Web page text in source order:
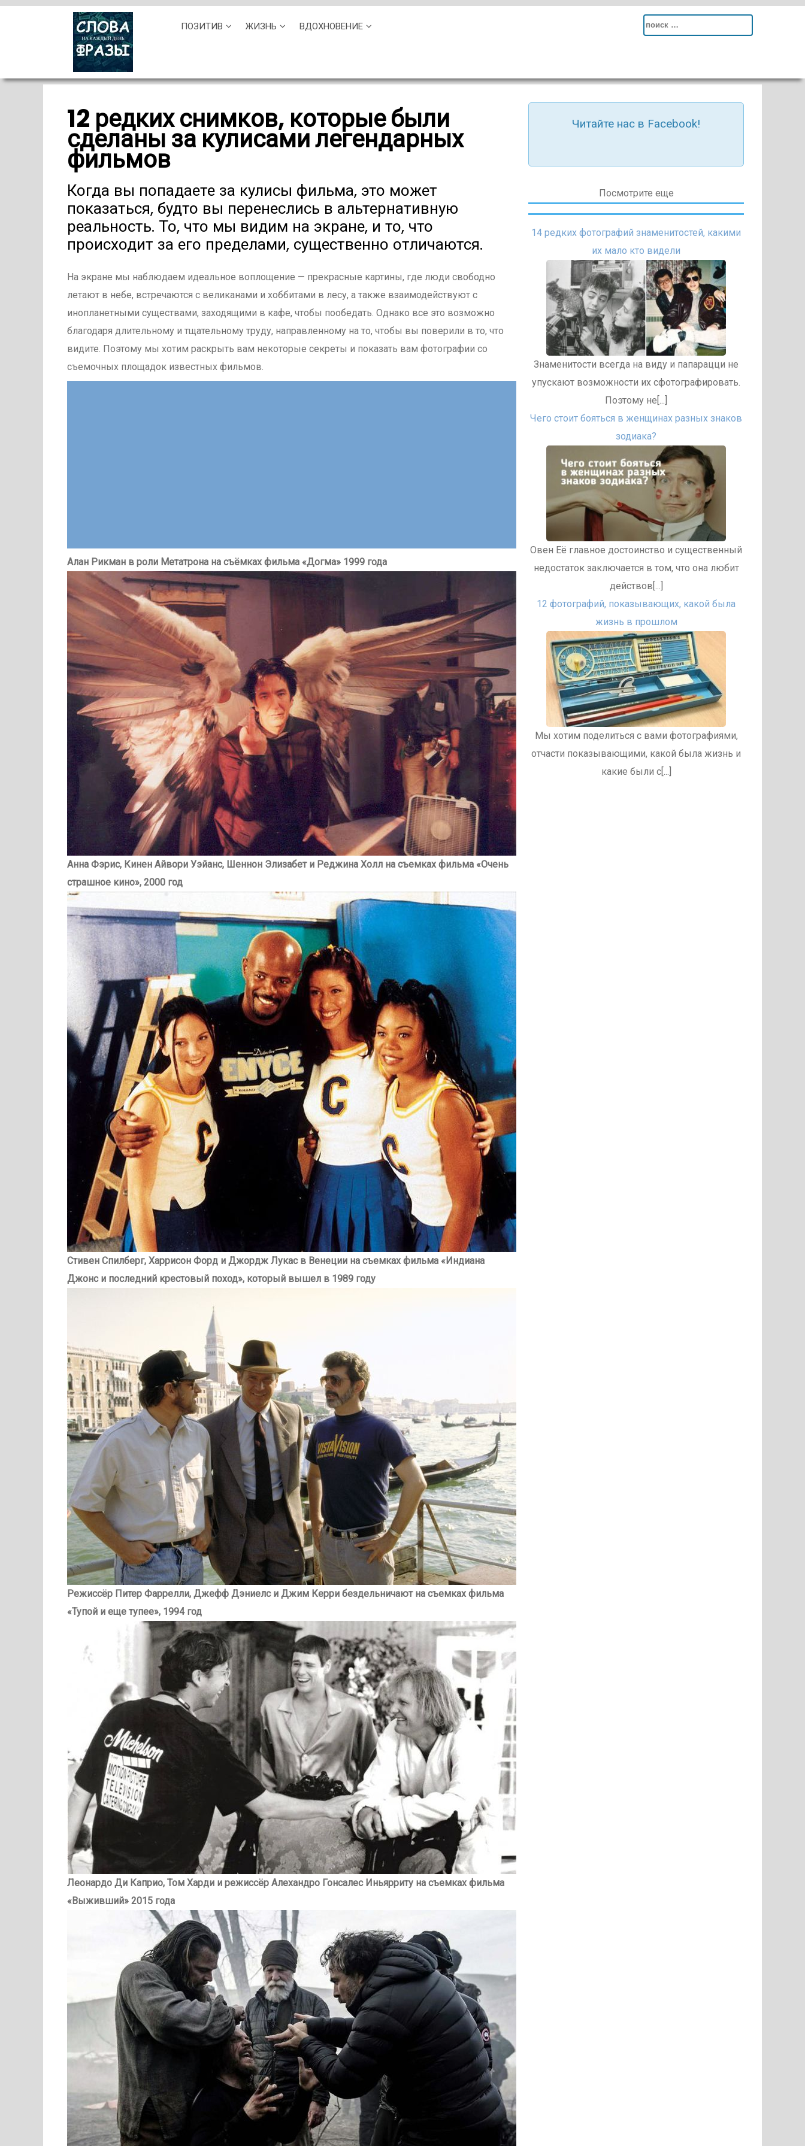
ПОЗИТИВ ЖИЗНЬ ВДОХНОВЕНИЕ
Search
12 редких снимков, которые были
сделаны за кулисами легендарных
фильмов
Когда вы попадаете за кулисы фильма, это может
показаться, будто вы перенеслись в альтернативную
реальность. То, что мы видим на экране, и то, что
происходит за его пределами, существенно отличаются.
На экране мы наблюдаем идеальное воплощение — прекрасные картины, где люди свободно
летают в небе, встречаются с великанами и хоббитами в лесу, а также взаимодействуют с
инопланетными существами, заходящими в кафе, чтобы пообедать. Однако все это возможно
благодаря длительному и тщательному труду, направленному на то, чтобы вы поверили в то, что
видите. Поэтому мы хотим раскрыть вам некоторые секреты и показать вам фотографии со
съемочных площадок известных фильмов.
Алан Рикман в роли Метатрона на съёмках фильма «Догма» 1999 года
Анна Фэрис, Кинен Айвори Уэйанс, Шеннон Элизабет и Реджина Холл на съемках фильма «Очень
страшное кино», 2000 год
Стивен Спилберг, Харрисон Форд и Джордж Лукас в Венеции на съемках фильма «Индиана
Джонс и последний крестовый поход», который вышел в 1989 году
Режиссёр Питер Фаррелли, Джефф Дэниелс и Джим Керри бездельничают на съемках фильма
«Тупой и еще тупее», 1994 год
Леонардо Ди Каприо, Том Харди и режиссёр Алехандро Гонсалес Иньярриту на съемках фильма
«Выживший» 2015 года
Читайте нас в Facebook!
Посмотрите еще
14 редких фотографий знаменитостей, какими
их мало кто видели
Знаменитости всегда на виду и папарацци не
упускают возможности их сфотографировать.
Поэтому не[...]
Чего стоит бояться в женщинах разных знаков
зодиака?
Овен Её главное достоинство и существенный
недостаток заключается в том, что она любит
действов[...]
12 фотографий, показывающих, какой была
жизнь в прошлом
Мы хотим поделиться с вами фотографиями,
отчасти показывающими, какой была жизнь и
какие были с[...]